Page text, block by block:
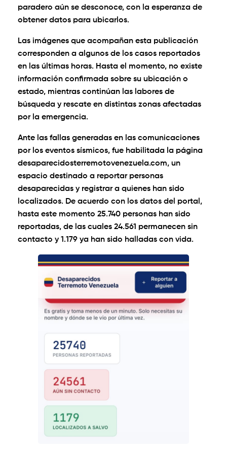
paradero aún se desconoce, con la esperanza de
obtener datos para ubicarlos.
Las imágenes que acompañan esta publicación
corresponden a algunos de los casos reportados
en las últimas horas. Hasta el momento, no existe
información confirmada sobre su ubicación o
estado, mientras continúan las labores de
búsqueda y rescate en distintas zonas afectadas
por la emergencia.
Ante las fallas generadas en las comunicaciones
por los eventos sísmicos, fue habilitada la página
desaparecidosterremotovenezuela.com, un
espacio destinado a reportar personas
desaparecidas y registrar a quienes han sido
localizados. De acuerdo con los datos del portal,
hasta este momento 25.740 personas han sido
reportadas, de las cuales 24.561 permanecen sin
contacto y 1.179 ya han sido halladas con vida.